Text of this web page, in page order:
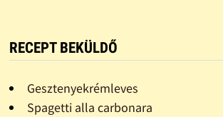
RECEPT BEKÜLDŐ
Gesztenyekrémleves
Spagetti alla carbonara